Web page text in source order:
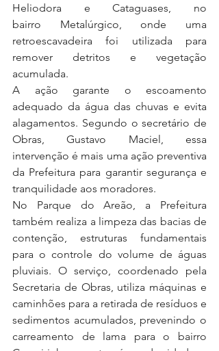
Heliodora e Cataguases, no
bairro Metalúrgico, onde uma
retroescavadeira foi utilizada para
remover detritos e vegetação
acumulada.
A ação garante o escoamento
adequado da água das chuvas e evita
alagamentos. Segundo o secretário de
Obras, Gustavo Maciel, essa
intervenção é mais uma ação preventiva
da Prefeitura para garantir segurança e
tranquilidade aos moradores.
No Parque do Areão, a Prefeitura
também realiza a limpeza das bacias de
contenção, estruturas fundamentais
para o controle do volume de águas
pluviais. O serviço, coordenado pela
Secretaria de Obras, utiliza máquinas e
caminhões para a retirada de resíduos e
sedimentos acumulados, prevenindo o
carreamento de lama para o bairro